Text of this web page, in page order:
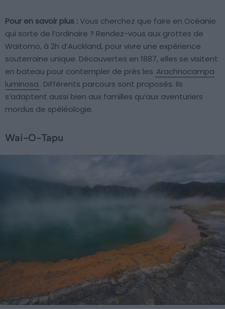
Pour en savoir plus :Vous cherchez que faire en Océanie
qui sorte de l’ordinaire ? Rendez-vous aux grottes de
Waitomo, à 2h d’Auckland, pour vivre une expérience
souterraine unique. Découvertes en 1887, elles se visitent
en bateau pour contempler de près les Arachnocampa
luminosa. Différents parcours sont proposés. Ils
s’adaptent aussi bien aux familles qu’aux aventuriers
mordus de spéléologie.
Wai-O-Tapu